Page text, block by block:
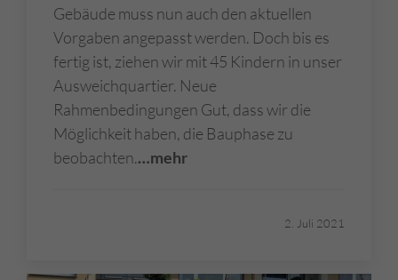
Gebäude muss nun auch den aktuellen
Vorgaben angepasst werden. Doch bis es
fertig ist, ziehen wir mit 45 Kindern in unser
Ausweichquartier. Neue
Rahmenbedingungen Gut, dass wir die
Möglichkeit haben, die Bauphase zu
beobachten.…mehr
2. Juli 2021